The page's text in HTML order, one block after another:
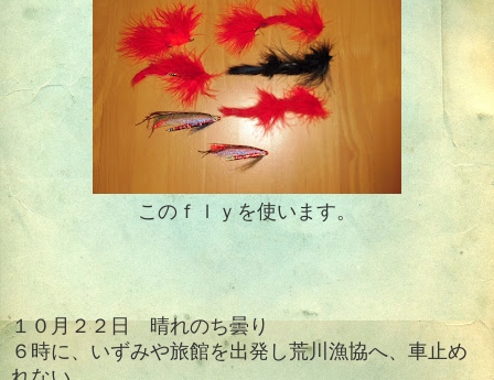
このｆｌｙを使います。
１０月２２日 晴れのち曇り
６時に、いずみや旅館を出発し荒川漁協へ、車止め